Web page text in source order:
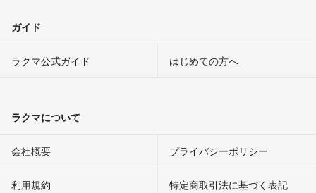
ガイド
ラクマ公式ガイド はじめての方へ
ラクマについて
会社概要 プライバシーポリシー
利用規約 特定商取引法に基づく表記